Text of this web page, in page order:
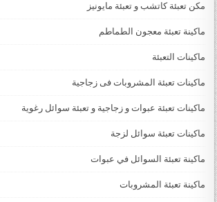
مكن تعبئة كاتشب و تعبئة مايونيز
ماكينة تعبئة معجون الطماطم
ماكينات التعبئة
ماكينات تعبئة المشروبات فى زجاجية
ماكينات تعبئة عبوات و زجاجية و تعبئة سوائل رغوية
ماكينات تعبئة سوائل لزجة
‏‏‏ماكينة تعبئة السوائل في عبوات
ماكينة تعبئة المشروبات